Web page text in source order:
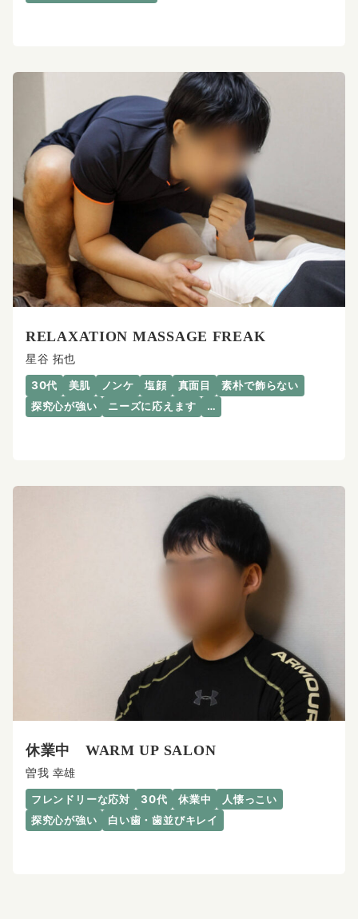
RELAXATION MASSAGE FREAK
星谷 拓也
30代 美肌 ノンケ 塩顔 真面目
素朴で飾らない
探究心が強い
ニーズに応えます …
休業中 WARM UP SALON
曽我 幸雄
フレンドリーな応対 30代 休業中
人懐っこい
探究心が強い
白い歯・歯並びキレイ